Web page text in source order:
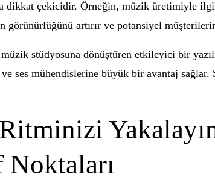
dikkat çekicidir. Örneğin, müzik üretimiyle
artırır ve potansiyel
stüdyosuna dönüştüren etkileyici bir
ses mühendislerine büyük bir avantaj sağlar.
Noktaları